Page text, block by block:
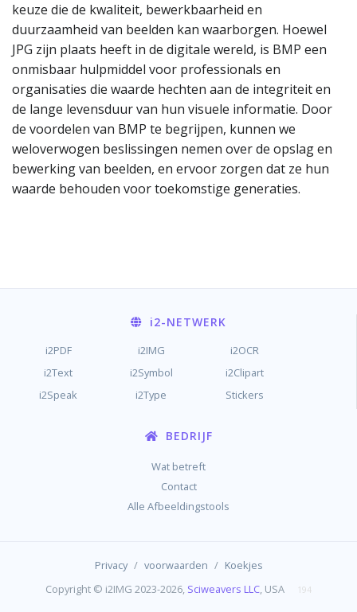
keuze die de kwaliteit, bewerkbaarheid en
duurzaamheid van beelden kan waarborgen. Hoewel
JPG zijn plaats heeft in de digitale wereld, is BMP een
onmisbaar hulpmiddel voor professionals en
organisaties die waarde hechten aan de integriteit en
de lange levensduur van hun visuele informatie. Door
de voordelen van BMP te begrijpen, kunnen we
weloverwogen beslissingen nemen over de opslag en
bewerking van beelden, en ervoor zorgen dat ze hun
waarde behouden voor toekomstige generaties.
i2-NETWERK
i2PDF i2IMG
i2OCR
i2Text
i2Symbol
i2Clipart
i2Speak
i2Type Stickers
BEDRIJF
Wat betreft
Contact
Alle Afbeeldingstools
Privacy / voorwaarden / Koekjes
Copyright © i2IMG 2023-2026, Sciweavers LLC, USA 194